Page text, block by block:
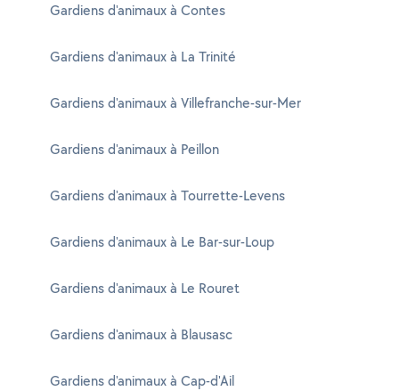
Gardiens d'animaux à Contes
Gardiens d'animaux à La Trinité
Gardiens d'animaux à Villefranche-sur-Mer
Gardiens d'animaux à Peillon
Gardiens d'animaux à Tourrette-Levens
Gardiens d'animaux à Le Bar-sur-Loup
Gardiens d'animaux à Le Rouret
Gardiens d'animaux à Blausasc
Gardiens d'animaux à Cap-d'Ail